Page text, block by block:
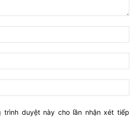
trình duyệt này cho lần nhận xét tiếp